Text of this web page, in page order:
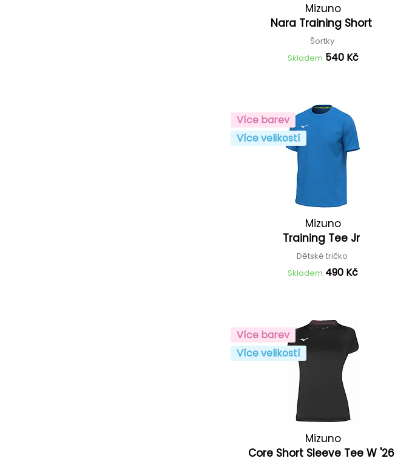
Mizuno
Nara Training Short
Šortky
Skladem 540 Kč
Více barev
Více velikostí
Mizuno
Training Tee Jr
Dětské tričko
Skladem 490 Kč
Více barev
Více velikostí
Mizuno
Core Short Sleeve Tee W '26